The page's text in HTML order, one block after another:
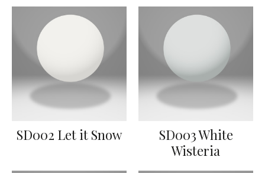
SD002 Let it Snow
SD003 White
Wisteria